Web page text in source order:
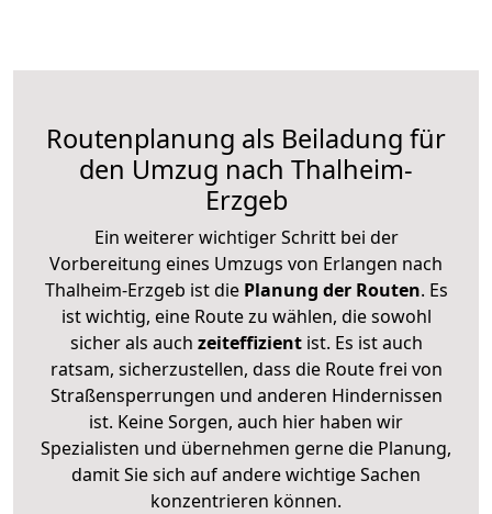
Routenplanung als Beiladung für
den Umzug nach Thalheim-
Erzgeb
Ein weiterer wichtiger Schritt bei der
Vorbereitung eines Umzugs von Erlangen nach
Thalheim-Erzgeb ist diePlanung der Routen. Es
ist wichtig, eine Route zu wählen, die sowohl
sicher als auch zeiteffizientist. Es ist auch
ratsam, sicherzustellen, dass die Route frei von
Straßensperrungen und anderen Hindernissen
ist. Keine Sorgen, auch hier haben wir
Spezialisten und übernehmen gerne die Planung,
damit Sie sich auf andere wichtige Sachen
konzentrieren können.